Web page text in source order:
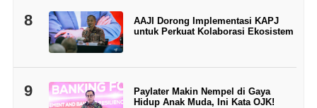
8
AAJI Dorong Implementasi KAPJ
untuk Perkuat Kolaborasi Ekosistem
9
Paylater Makin Nempel di Gaya
Hidup Anak Muda, Ini Kata OJK!